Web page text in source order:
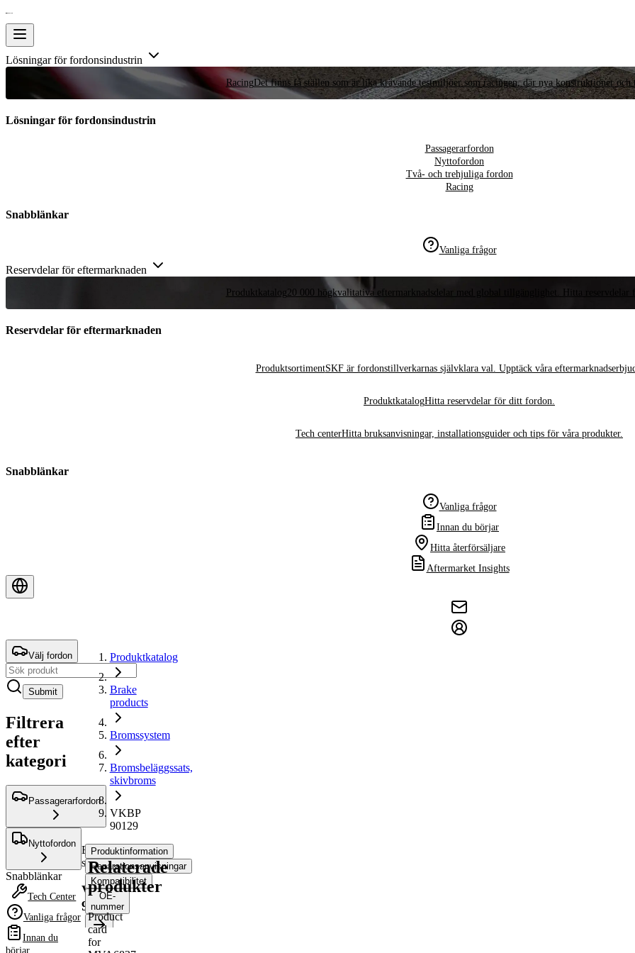
Lösningar för fordonsindustrin
RacingDet finns få ställen som är lika krävande testmiljöer som racingen, där nya konstruktioner och
Lösningar för fordonsindustrin
Passagerarfordon
Nyttofordon
Två- och trehjuliga fordon
Racing
Snabblänkar
Vanliga frågor
Reservdelar för eftermarknaden
Produktkatalog20 000 högkvalitativa eftermarknadsdelar med global tillgänglighet. Hitta reservdelar
Reservdelar för eftermarknaden
ProduktsortimentSKF är fordonstillverkarnas självklara val. Upptäck våra
ProduktkatalogHitta reservdelar för ditt fordon.
Tech centerHitta bruksanvisningar, installationsguider och tips för våra produkter.
Snabblänkar
Vanliga frågor
Innan du börjar
Hitta återförsäljare
Aftermarket Insights
Välj fordon
Submit
Filtrera
efter
kategori
Passagerarfordon
Nyttofordon
Snabblänkar
Tech Center
Vanliga frågor
Innan du
börjar
Produktkatalog
Brake
products
Bromssystem
Bromsbeläggssats,
skivbroms
VKBP
90129
Bromsbeläggssats,
skivbroms
VKBP
90129
Produktinformation
Reparationsanvisningar
Kompatibilitet
OE-
nummer
Relaterade
produkter
Product
card
for